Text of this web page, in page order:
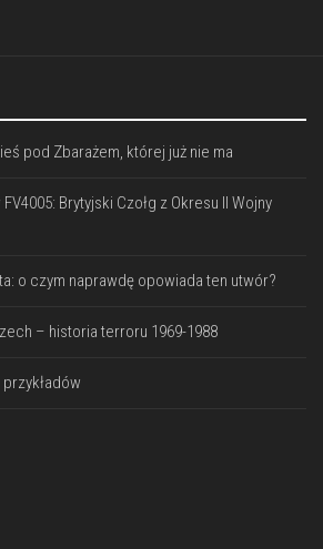
pod Zbarażem, której już nie ma
Brytyjski Czołg z Okresu II Wojny
o czym naprawdę opowiada ten utwór?
– historia terroru 1969-1988